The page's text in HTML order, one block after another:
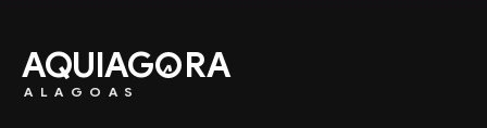
AQUIAG RA
ALAGOAS